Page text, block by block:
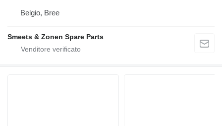
Belgio, Bree
Smeets & Zonen Spare Parts